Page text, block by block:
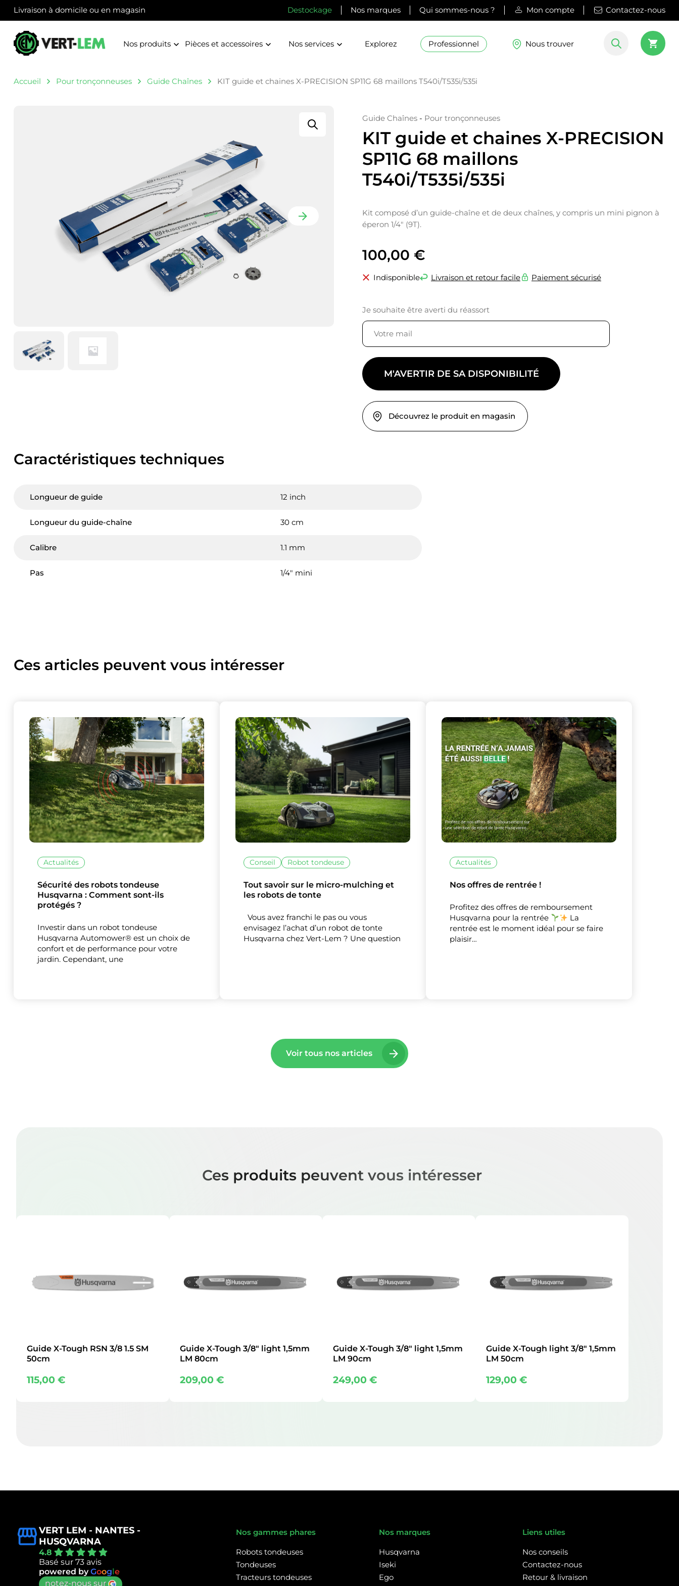
Ce site utilise des cookies et vous donne le contrôle sur ceux que
vous souhaitez activer
Nos partenaires(1)
Mesure d'audience
Tout accepter Tout refuser
XMasquer le bandeau
Livraison à domicile ou en magasin Destockage Nos marques Qui sommes-nous ? Mon compte Contactez-nous
Nos produits Pièces et accessoires Nos services Explorez Professionnel Nous trouver
Accueil Pour tronçonneuses Guide Chaînes KIT guide et chaines X-PRECISION SP11G 68 maillons T540i/T535i/535i
Guide Chaînes - Pour tronçonneuses
KIT guide et chaines X-PRECISION
SP11G 68 maillons
T540i/T535i/535i
Kit composé d’un guide-chaîne et de deux chaînes, y compris un mini pignon à
éperon 1/4″ (9T).
100,00 €
Indisponible Livraison et retour facile Paiement sécurisé
Je souhaite être averti du réassort
M'AVERTIR DE SA DISPONIBILITÉ
Découvrez le produit en magasin
Caractéristiques techniques
Longueur de guide 12 inch
Longueur du guide-chaîne 30 cm
Calibre 1.1 mm
Pas 1/4" mini
Ces articles peuvent vous intéresser
Actualités
Sécurité des robots tondeuse
Husqvarna : Comment sont-ils
protégés ?
Investir dans un robot tondeuse
Husqvarna Automower® est un choix de
confort et de performance pour votre
jardin. Cependant, une
Conseil Robot tondeuse
Tout savoir sur le micro-mulching et
les robots de tonte
Vous avez franchi le pas ou vous
envisagez l’achat d’un robot de tonte
Husqvarna chez Vert-Lem ? Une question
Actualités
Nos offres de rentrée !
Profitez des offres de remboursement
Husqvarna pour la rentrée
La
rentrée est le moment idéal pour se faire
plaisir…
Voir tous nos articles
Ces produits peuvent vous intéresser
Guide X-Tough RSN 3/8 1.5 SM
50cm
115,00€
Guide X-Tough 3/8″ light 1,5mm
LM 80cm
209,00€
Guide X-Tough 3/8″ light 1,5mm
LM 90cm
249,00€
Guide X-Tough light 3/8″ 1,5mm
LM 50cm
129,00€
VERT LEM - NANTES -
HUSQVARNA
4.8
Basé sur 73 avis
powered byGoogle
notez-nous sur
Nos gammes phares
Robots tondeuses
Tondeuses
Tracteurs tondeuses
Nos marques
Husqvarna
Iseki
Ego
Liens utiles
Nos conseils
Contactez-nous
Retour & livraison